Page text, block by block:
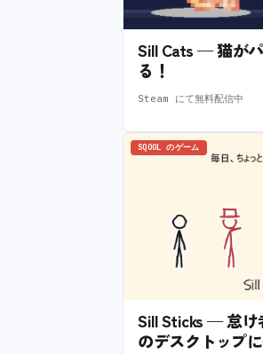
Sill Cats — 猫が
る！
Steam にて無料配信中
SQOOL のゲーム
Sill Sticks — 怠け
のデスクトップ